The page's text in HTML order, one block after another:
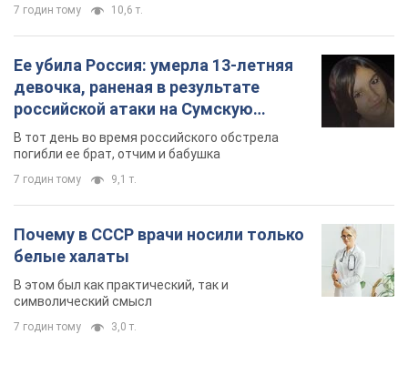
7 годин тому 10,6 т.
Ее убила Россия: умерла 13-летняя
девочка, раненая в результате
российской атаки на Сумскую
область. Фото
В тот день во время российского обстрела
погибли ее брат, отчим и бабушка
7 годин тому 9,1 т.
Почему в СССР врачи носили только
белые халаты
В этом был как практический, так и
символический смысл
7 годин тому 3,0 т.